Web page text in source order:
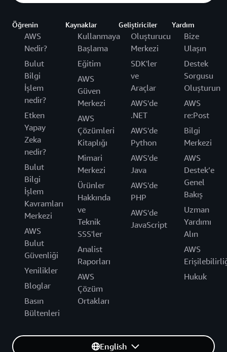
Öğrenin
AWS
Nedir?
Bulut
Bilgi
İşlem
nedir?
Etken
Yapay
Zeka
nedir?
Bulut
Bilgi
İşlem
Kavramları
Merkezi
AWS
Bulut
Güvenliği
Yenilikler
Bloglar
Basın
Bültenleri
Kaynaklar
Kullanmaya
Başlama
Eğitim
AWS
Güven
Merkezi
AWS
Çözümleri
Kitaplığı
Mimari
Merkezi
Ürünler
Hakkında
ve
Teknik
SSS'ler
Analist
Raporları
AWS
Çözüm
Ortakları
Geliştiriciler
Oluşturucu
Merkezi
SDK'ler
ve
Araçlar
AWS'de
.NET
AWS'de
Python
AWS'de
Java
AWS'de
PHP
AWS'de
JavaScript
Yardım
Bize
Ulaşın
Destek
Sorgusu
Oluşturun
AWS
re:Post
Bilgi
Merkezi
AWS
Destek’e
Genel
Bakış
Uzman
Yardımı
Alın
AWS
Hukuk
English